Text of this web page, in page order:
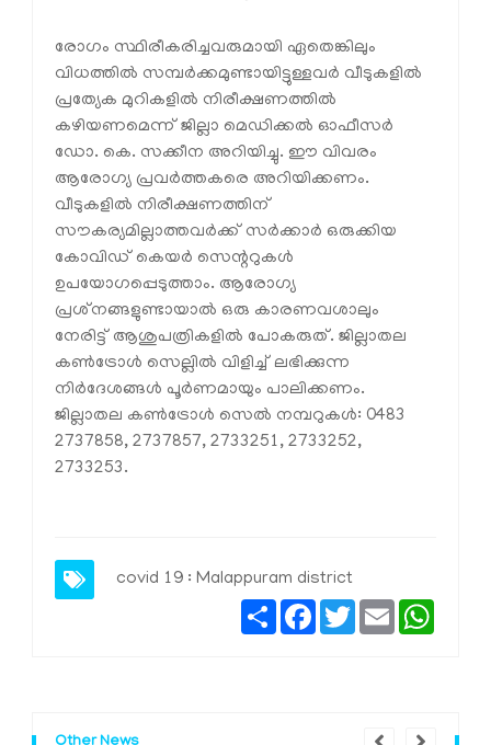
രോഗം സ്ഥിരീകരിച്ചവരുമായി ഏതെങ്കിലും
വിധത്തില്‍ സമ്പര്‍ക്കമുണ്ടായിട്ടുള്ളവര്‍ വീടുകളില്‍
പ്രത്യേക മുറികളില്‍ നിരീക്ഷണത്തില്‍
കഴിയണമെന്ന് ജില്ലാ മെഡിക്കല്‍ ഓഫീസര്‍
ഡോ. കെ. സക്കീന അറിയിച്ചു. ഈ വിവരം
ആരോഗ്യ പ്രവര്‍ത്തകരെ അറിയിക്കണം.
വീടുകളില്‍ നിരീക്ഷണത്തിന്
സൗകര്യമില്ലാത്തവര്‍ക്ക് സര്‍ക്കാര്‍ ഒരുക്കിയ
കോവിഡ് കെയര്‍ സെന്ററുകള്‍
ഉപയോഗപ്പെടുത്താം. ആരോഗ്യ
പ്രശ്‌നങ്ങളുണ്ടായാല്‍ ഒരു കാരണവശാലും
നേരിട്ട് ആശുപത്രികളില്‍ പോകരുത്. ജില്ലാതല
കണ്‍ട്രോള്‍ സെല്ലില്‍ വിളിച്ച് ലഭിക്കുന്ന
നിര്‍ദേശങ്ങള്‍ പൂര്‍ണമായും പാലിക്കണം.
ജില്ലാതല കണ്‍ട്രോള്‍ സെല്‍ നമ്പറുകള്‍: 0483
2737858, 2737857, 2733251, 2733252,
2733253.
covid 19 : Malappuram district
ShareFacebook
TwitterEmail